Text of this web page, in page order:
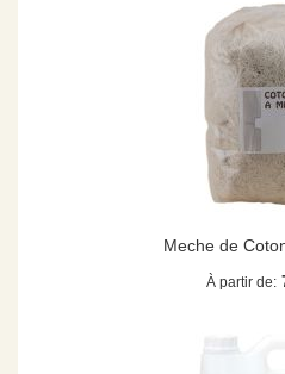
Meche de
À partir de